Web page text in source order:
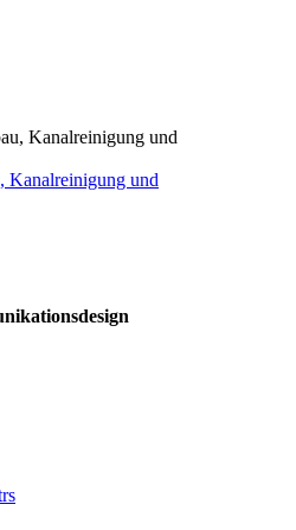
Kanalreinigung und